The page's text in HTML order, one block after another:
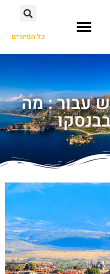
כל הסיורים
עבור : מה